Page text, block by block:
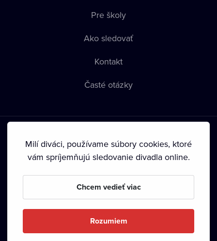
Pre školy
Ako sledovať
Kontakt
Časté otázky
používania Cookies• Autorské práva
Milí diváci, používame súbory cookies, ktoré
vám spríjemňujú sledovanie divadla online.
Chcem vedieť viac
Rozumiem